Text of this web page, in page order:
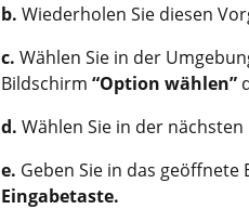
b.Wiederholen Sie diesen
c.Wählen Sie in der
Bildschirm“Option wählen”
d.Wählen Sie in der
e. Geben Sie in das
Eingabetaste.